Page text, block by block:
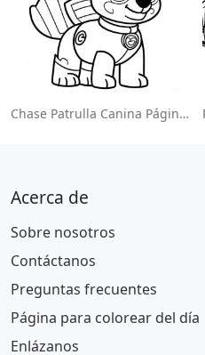
Chase Patrulla Canina Página Para Colorear
Acerca de
Sobre nosotros
Contáctanos
Preguntas frecuentes
Página para colorear del día
Enlázanos